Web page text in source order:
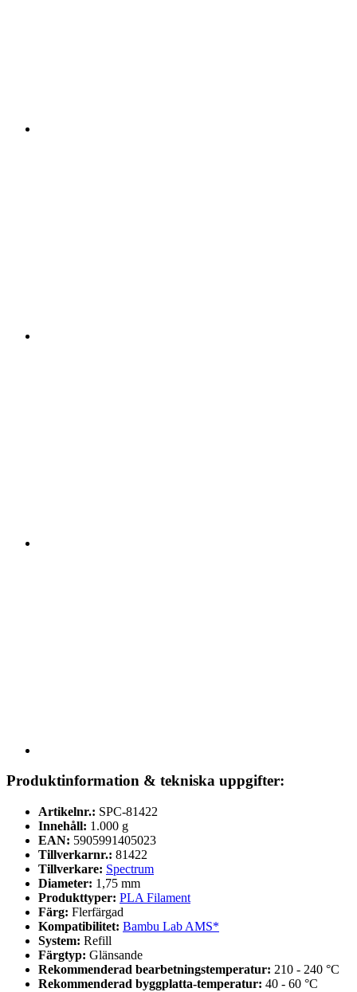
Produktinformation & tekniska uppgifter:
Artikelnr.: SPC-81422
Innehåll: 1.000 g
EAN: 5905991405023
Tillverkarnr.: 81422
Tillverkare: Spectrum
Diameter: 1,75 mm
Produkttyper: PLA Filament
Färg: Flerfärgad
Kompatibilitet: Bambu Lab AMS*
System: Refill
Färgtyp: Glänsande
Rekommenderad bearbetningstemperatur: 210 - 240 °C
Rekommenderad byggplatta-temperatur: 40 - 60 °C